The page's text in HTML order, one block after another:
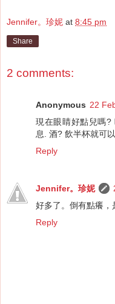
Jennifer。珍妮 at 8:45 pm
Share
2 comments:
Anonymous 22
現在眼睛好點兒嗎?
息. 酒? 飲半杯就可以
Reply
Jennifer。珍妮
好多了。倒有點癢，
Reply